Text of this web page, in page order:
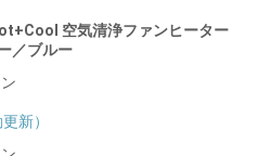
空気清浄ファンヒーター
／ブルー
新）